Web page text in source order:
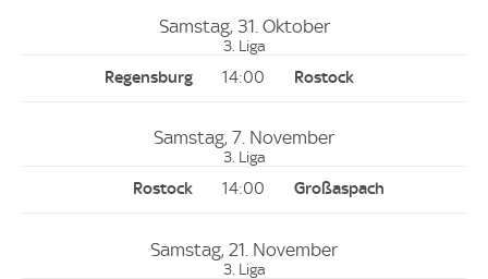
Samstag, 31. Oktober
3. Liga
14:00
Samstag, 7. November
3. Liga
14:00
Samstag, 21. November
3. Liga